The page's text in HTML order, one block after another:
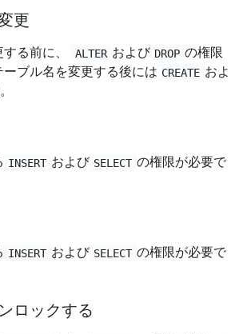
更
る前に、 ALTER および DROP の権限
ブル名を変更する後には CREATE およ
INSERT および SELECT の権限が必要で
INSERT および SELECT の権限が必要で
ロックする